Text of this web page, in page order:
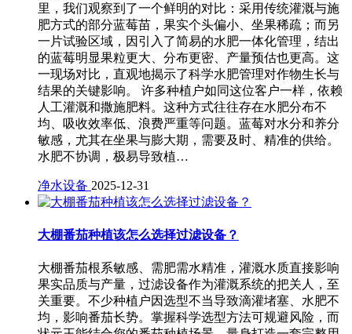
里，我们观察到了一个鲜明的对比：采用传统灌溉与施
肥方式的部分蓝莓苗，果实个头偏小、坐果稀疏；而另
一片试验区域，因引入了简易的水肥一体化管理，结出
的蓝莓明显果粒更大、分布更密、产量预估也更高。这
一现场对比，直观地揭示了科学水肥管理对作物生长与
结果的关键影响。 许多种植户如同这位客户一样，依赖
人工灌溉和撒施肥料。这种方式往往存在水肥分布不
均、吸收效率低、浪费严重等问题。蓝莓对水分和养分
敏感，尤其在坐果与膨大期，需要及时、精准的供给。
水肥不协调，极易导致植…
净水设备 2025-12-31
大棚番茄种植该怎么选择过滤设备？
大棚番茄根系敏感、需肥需水精准，灌溉水质直接影响
果实品质与产量，过滤设备作为灌溉系统的把关人，至
关重要。不少种植户因选型不当导致滴灌堵塞、水肥不
均，影响番茄长势。掌握科学选型方法可规避风险，而